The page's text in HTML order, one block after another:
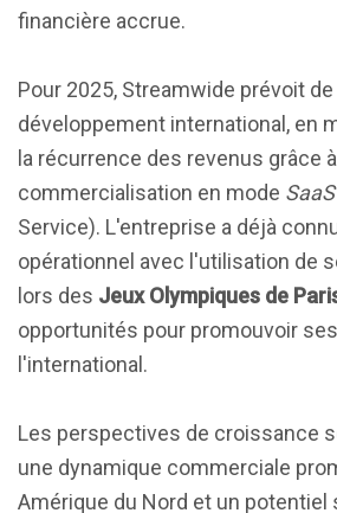
financière accrue.
Pour 2025, Streamwide prévoit
développement international, en
la récurrence des revenus grâce
commercialisation en mode SaaS
Service). L'entreprise a déjà
opérationnel avec l'utilisation de
lors des Jeux Olympiques de
opportunités pour promouvoir
l'international.
Les perspectives de croissance
une dynamique commerciale
Amérique du Nord et un potentiel